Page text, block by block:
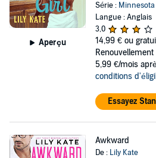
Aperçu
Série :
Langue : Anglais
3,0
14,99 € ou
5,99 €/mois
conditions
Essayez
Awkward
De : Lily Kate